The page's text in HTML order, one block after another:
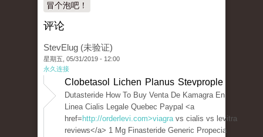
冒个泡吧！
评论
StevElug (未验证)
星期五, 05/31/2019 - 12:00
永久连接
Clobetasol Lichen Planus Stevprople
Dutasteride How To Buy Venta De Kamagra En
Linea Cialis Legale Quebec Paypal <a
href= http://orderlevi.com>viagravs cialis vs levitra
reviews</a> 1 Mg Finasteride Generic Propecia